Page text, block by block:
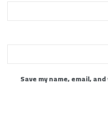
Save my name, email,